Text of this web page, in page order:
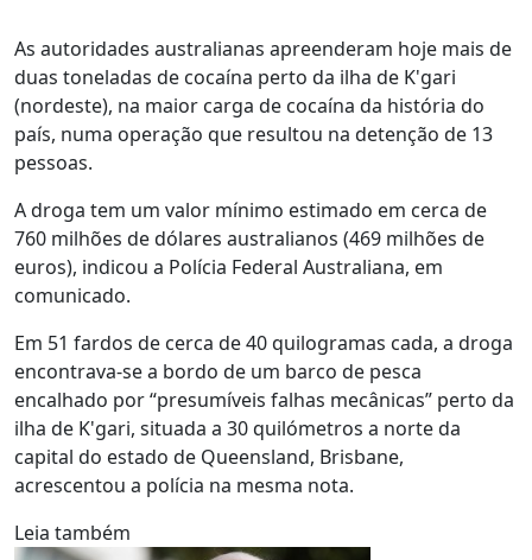
As autoridades australianas apreenderam hoje mais de
duas toneladas de cocaína perto da ilha de K'gari
(nordeste), na maior carga de cocaína da história do
país, numa operação que resultou na detenção de 13
pessoas.
A droga tem um valor mínimo estimado em cerca de
760 milhões de dólares australianos (469 milhões de
euros), indicou a Polícia Federal Australiana, em
comunicado.
Em 51 fardos de cerca de 40 quilogramas cada, a droga
encontrava-se a bordo de um barco de pesca
encalhado por “presumíveis falhas mecânicas” perto da
ilha de K'gari, situada a 30 quilómetros a norte da
capital do estado de Queensland, Brisbane,
acrescentou a polícia na mesma nota.
Leia também